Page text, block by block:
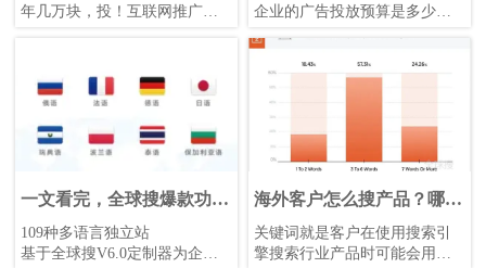
年几万块，投！互联网推广一
企业的广告投放预算是多少
在进行海外广告投放前，了解
广告行业的动态趋势、分析各
平台在线广告数据是必不可少
的。这篇文章能帮助您消除疑
虑、调整营销策略、寻找更相
契的营销方式与平台，制定更
有针对性的策略，提升广告投
放效果！
一文看完，全球搜爆款功能
盘点
109种多语言独立站
基于全球搜V6.0定制器为企业
海外客户怎么搜产品？哪种
关键词优化引流效果最好？
关键词就是客户在使用搜索引
擎搜索行业产品时可能会用到